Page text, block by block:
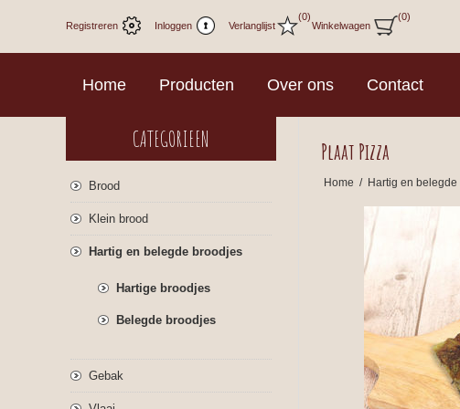
Registreren Inloggen Verlanglijst
(0)
Winkelwagen
(0)
Home Producten Over ons Contact
Plaat Pizza
Home / Hartig en
CATEGORIEEN
Brood
Klein brood
Hartig en belegde broodjes
Hartige broodjes
Belegde broodjes
Gebak